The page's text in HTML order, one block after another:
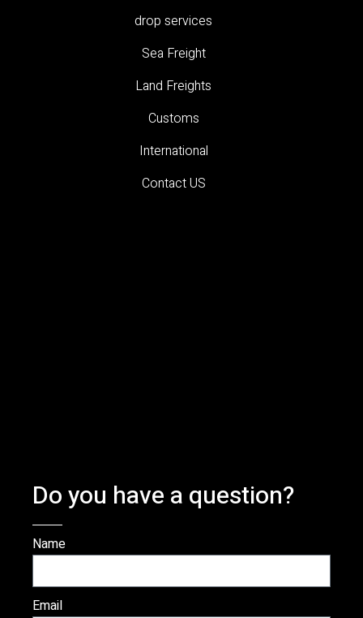
drop services
Sea Freight
Land Freights
Customs
International
Contact US
Do you have a question?
Name
Email